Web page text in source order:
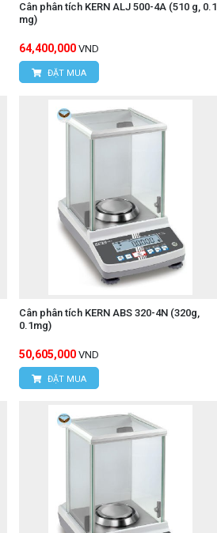
Cân phân tích KERN ALJ 500-4A (510 g, 0.1
mg)
64,400,000 VND
ĐẶT MUA
Cân phân tích KERN ABS 320-4N (320g,
0.1mg)
50,605,000 VND
ĐẶT MUA